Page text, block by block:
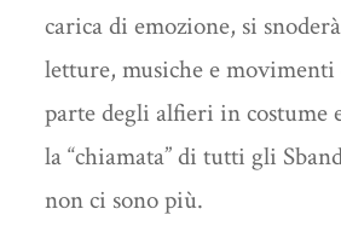
carica di emozione, si
letture, musiche e
parte degli alfieri in costume
la “chiamata” di tutti gli
non ci sono più.